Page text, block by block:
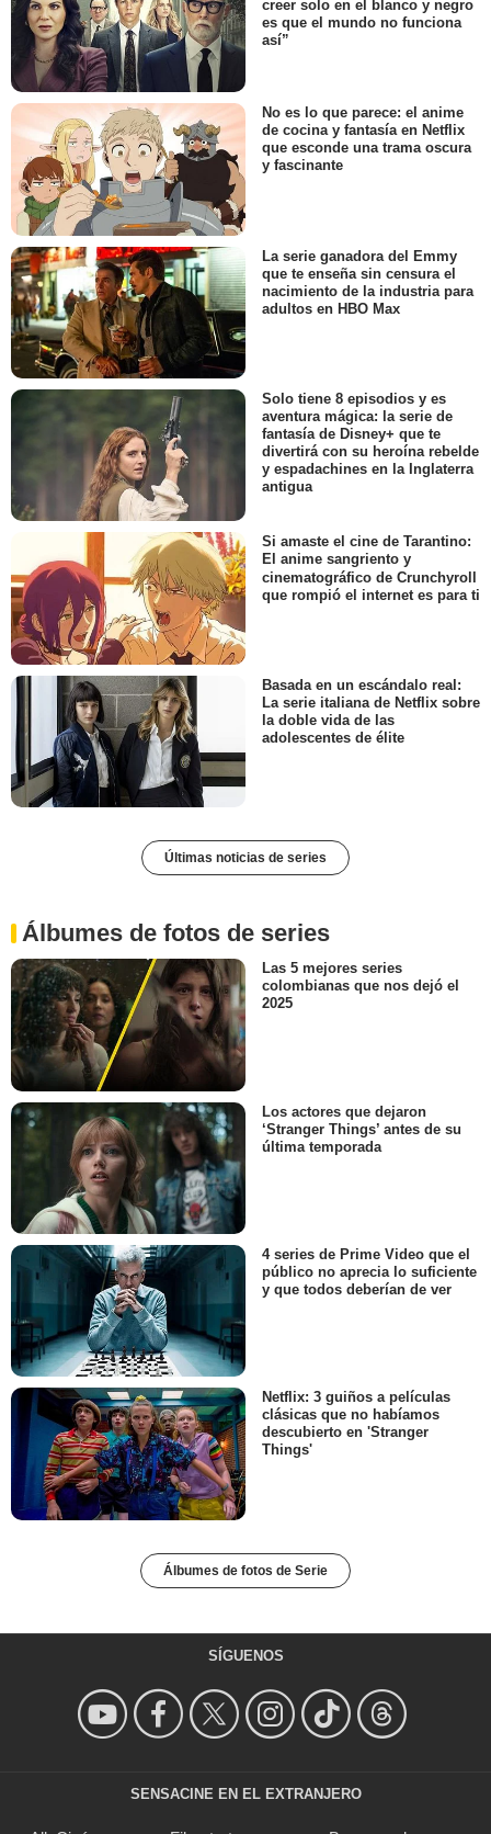
creer solo en el blanco y negro
es que el mundo no funciona
así”
No es lo que parece: el anime
de cocina y fantasía en Netflix
que esconde una trama oscura
y fascinante
La serie ganadora del Emmy
que te enseña sin censura el
nacimiento de la industria para
adultos en HBO Max
Solo tiene 8 episodios y es
aventura mágica: la serie de
fantasía de Disney+ que te
divertirá con su heroína rebelde
y espadachines en la Inglaterra
antigua
Si amaste el cine de Tarantino:
El anime sangriento y
cinematográfico de Crunchyroll
que rompió el internet es para ti
Basada en un escándalo real:
La serie italiana de Netflix sobre
la doble vida de las
adolescentes de élite
Últimas noticias de series
Álbumes de fotos de series
Las 5 mejores series
colombianas que nos dejó el
2025
Los actores que dejaron
‘Stranger Things’ antes de su
última temporada
4 series de Prime Video que el
público no aprecia lo suficiente
y que todos deberían de ver
Netflix: 3 guiños a películas
clásicas que no habíamos
descubierto en 'Stranger
Things'
Álbumes de fotos de Serie
SÍGUENOS
SENSACINE EN EL EXTRANJERO